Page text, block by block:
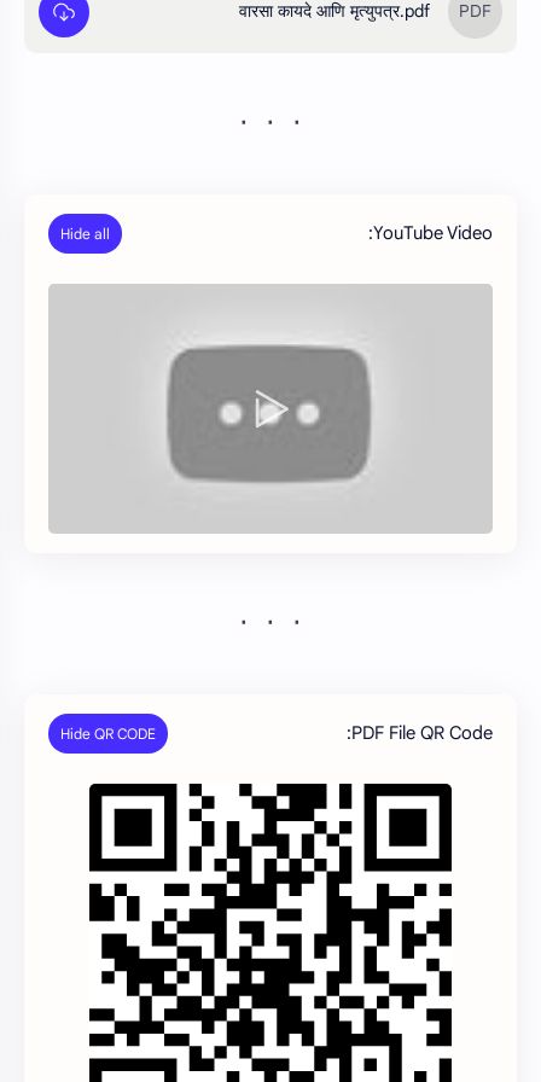
वारसा कायदे आणि मृत्युपत्र.pdf
YouTube Video:
PDF File QR Code: